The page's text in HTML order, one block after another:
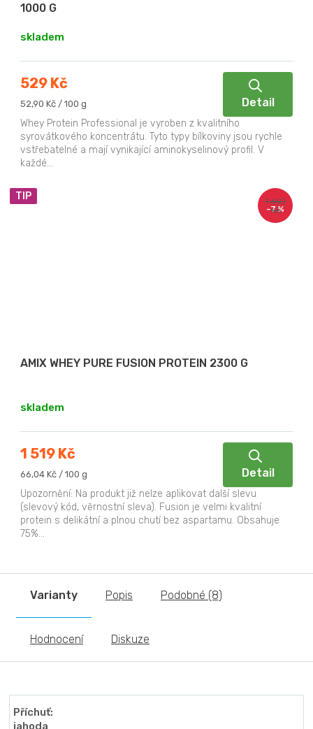
1000 G
skladem
529 Kč
Měrná
52,90 Kč / 100 g Detail
Whey Protein Professional je vyroben z kvalitního
syrovátkového koncentrátu. Tyto typy bílkoviny jsou rychle
vstřebatelné a mají vynikající aminokyselinový profil. V
každé...
TIP
1 640
Kč
–7 %
AMIX WHEY PURE FUSION PROTEIN 2300 G
skladem
1 519 Kč
Měrná
66,04 Kč / 100 g Detail
Upozornění: Na produkt již nelze aplikovat další slevu
(slevový kód, věrnostní sleva). Fusion je velmi kvalitní
protein s delikátní a plnou chutí bez aspartamu. Obsahuje
75%...
Varianty Popis Podobné (8)
Hodnocení Diskuze
Příchuť:
jahoda